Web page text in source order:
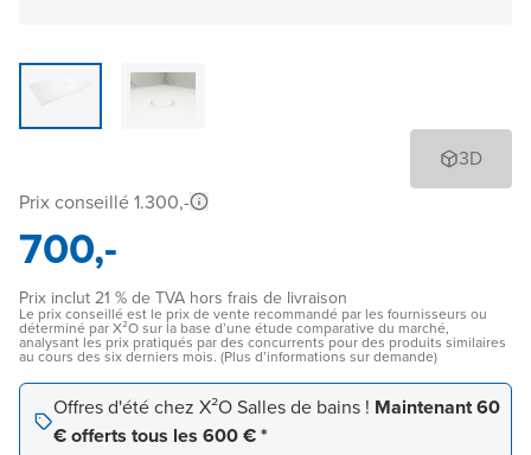
3D
Prix conseillé 1.300,-
700,-
Prix inclut 21 % de TVA hors frais de livraison
Le prix conseillé est le prix de vente recommandé par les fournisseurs ou
déterminé par X²O sur la base d’une étude comparative du marché,
analysant les prix pratiqués par des concurrents pour des produits similaires
au cours des six derniers mois. (Plus d’informations sur demande)
Offres d'été chez X²O Salles de bains ! Maintenant 60
€ offerts tous les 600 € *